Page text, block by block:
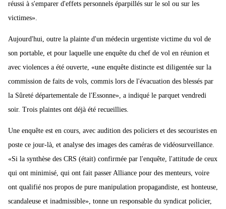
réussi à s'emparer d'effets personnels éparpillés sur le sol ou sur les
victimes».
Aujourd'hui, outre la plainte d'un médecin urgentiste victime du vol de
son portable, et pour laquelle une enquête du chef de vol en réunion et
avec violences a été ouverte, «une enquête distincte est diligentée sur la
commission de faits de vols, commis lors de l'évacuation des blessés par
la Sûreté départementale de l'Essonne», a indiqué le parquet vendredi
soir. Trois plaintes ont déjà été recueillies.
Une enquête est en cours, avec audition des policiers et des secouristes en
poste ce jour-là, et analyse des images des caméras de vidéosurveillance.
«Si la synthèse des CRS (était) confirmée par l'enquête, l'attitude de ceux
qui ont minimisé, qui ont fait passer Alliance pour des menteurs, voire
ont qualifié nos propos de pure manipulation propagandiste, est honteuse,
scandaleuse et inadmissible», tonne un responsable du syndicat policier,